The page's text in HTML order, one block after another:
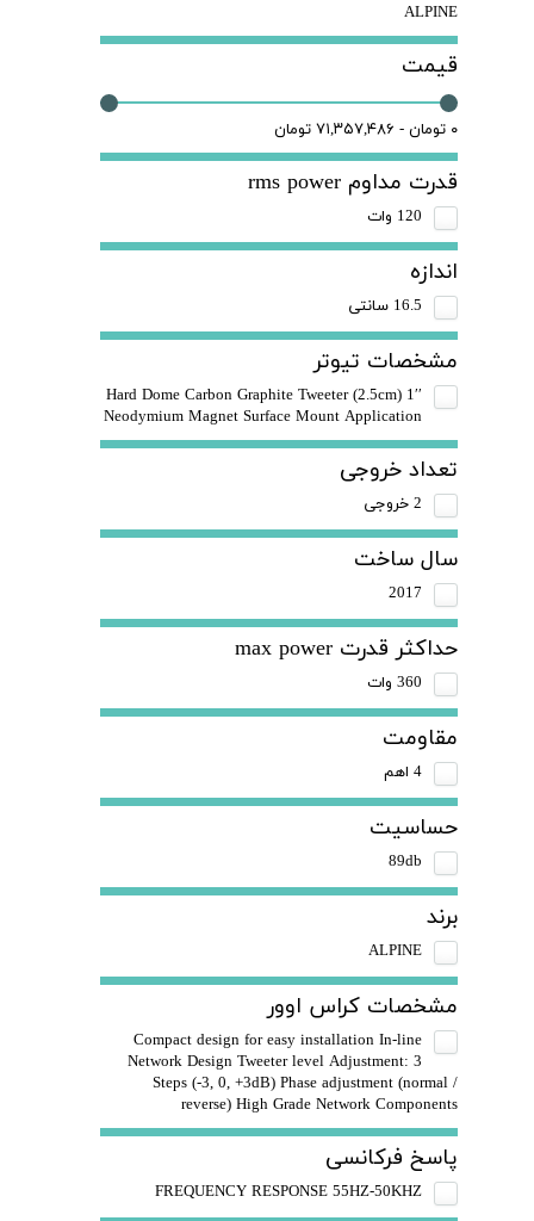
ALPINE
قیمت
۰ تومان - ۷۱,۳۵۷,۴۸۶ تومان
قدرت مداوم rms power
120 وات
اندازه
16.5 سانتی
مشخصات تیوتر
1′′ (2.5cm) Hard Dome Carbon Graphite Tweeter
Neodymium Magnet Surface Mount Application
تعداد خروجی
2 خروجی
سال ساخت
2017
حداکثر قدرت max power
360 وات
مقاومت
4 اهم
حساسیت
89db
برند
ALPINE
مشخصات کراس اوور
Compact design for easy installation In-line
Network Design Tweeter level Adjustment: 3
Steps (-3, 0, +3dB) Phase adjustment (normal /
reverse) High Grade Network Components
پاسخ فرکانسی
FREQUENCY RESPONSE 55HZ-50KHZ